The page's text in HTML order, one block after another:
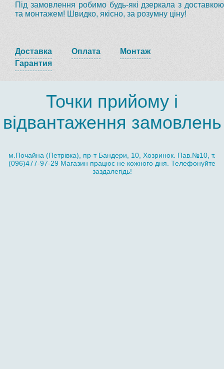
Під замовлення робимо будь-які дзеркала з доставкою
та монтажем! Швидко, якісно, за розумну ціну!
Доставка Оплата
Монтаж
Гарантия
Точки прийому і
відвантаження замовлень
м.Почайна (Петрівка), пр-т Бандери, 10, Хозринок. Пав.№10, т.
(096)477-97-29 Магазин працює не кожного дня. Телефонуйте
заздалегідь!